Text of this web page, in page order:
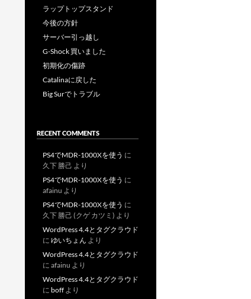
ラップトップスタンド
今後の方針
サーバー引っ越し
G-Shock 買いました
初期化の傷跡
Catalinaに戻した
Big Surでトラブル
RECENT COMMENTS
PS4でMDR-1000Xを使う に
久下 勝己 より
PS4でMDR-1000Xを使う に
afainu より
PS4でMDR-1000Xを使う に
久下 勝己 (クゲ カツミ) より
WordPress 4.4とタグクラウド
に ゆいちょん より
WordPress 4.4とタグクラウド
に afainu より
WordPress 4.4とタグクラウド
に boff より